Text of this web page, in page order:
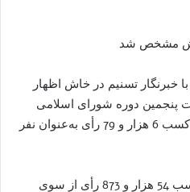
مشخص شد
خبرنگار تسنیم در خاش اظهار
پنجمین دوره شورای اسلامی
شهر خاش، محسن قلندرزهی با کسب 6 هزار و 79 رأی به‌عنوان نفر
سرپرست فرمانداری خاش از کسب 54 هزار و 873 رأی از سوی